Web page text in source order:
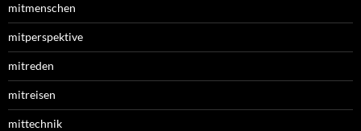
mitmenschen
mitperspektive
mitreden
mitreisen
mittechnik